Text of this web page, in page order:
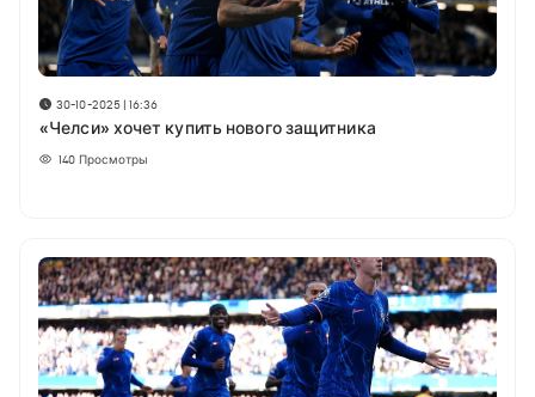
30-10-2025 | 16:36
«Челси» хочет купить нового защитника
140 Просмотры